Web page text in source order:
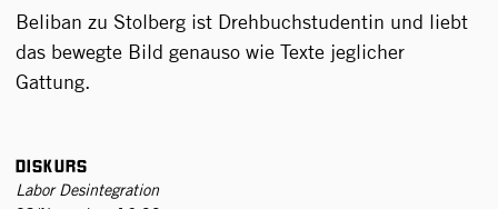
Beliban zu Stolberg ist Drehbuchstudentin und liebt
das bewegte Bild genauso wie Texte jeglicher
Gattung.
Diskurs
Labor Desintegration